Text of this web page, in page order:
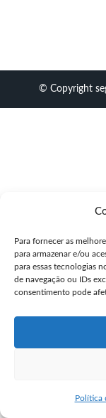
Para fornecer as
para armazenar e/ou
para essas tecnologias
de navegação ou IDs
consentimento pode
Política
© Copyright